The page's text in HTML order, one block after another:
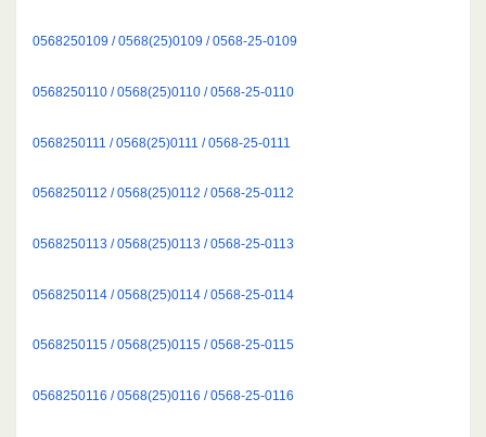
0568250109 / 0568(25)0109 / 0568-25-0109
0568250110 / 0568(25)0110 / 0568-25-0110
0568250111 / 0568(25)0111 / 0568-25-0111
0568250112 / 0568(25)0112 / 0568-25-0112
0568250113 / 0568(25)0113 / 0568-25-0113
0568250114 / 0568(25)0114 / 0568-25-0114
0568250115 / 0568(25)0115 / 0568-25-0115
0568250116 / 0568(25)0116 / 0568-25-0116